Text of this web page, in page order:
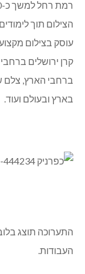
עוסק בצילום
קרן ירושלים
ברחבי הארץ, צלם
בארץ ובעולם ועוד.
התערוכה תוצג
העבודות.